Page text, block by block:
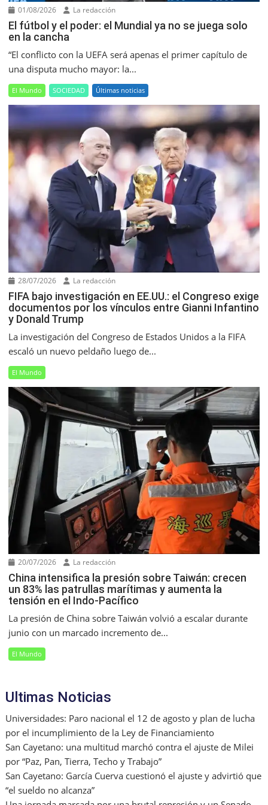
01/08/2026 La redacción
El fútbol y el poder: el Mundial ya no se juega solo
en la cancha
“El conflicto con la UEFA será apenas el primer capítulo de
una disputa mucho mayor: la...
El Mundo SOCIEDAD Últimas noticias
28/07/2026 La redacción
FIFA bajo investigación en EE.UU.: el Congreso exige
documentos por los vínculos entre Gianni Infantino
y Donald Trump
La investigación del Congreso de Estados Unidos a la FIFA
escaló un nuevo peldaño luego de...
El Mundo
20/07/2026 La redacción
China intensifica la presión sobre Taiwán: crecen
un 83% las patrullas marítimas y aumenta la
tensión en el Indo-Pacífico
La presión de China sobre Taiwán volvió a escalar durante
junio con un marcado incremento de...
El Mundo
Ultimas Noticias
Universidades: Paro nacional el 12 de agosto y plan de lucha
por el incumplimiento de la Ley de Financiamiento
San Cayetano: una multitud marchó contra el ajuste de Milei
por “Paz, Pan, Tierra, Techo y Trabajo”
San Cayetano: García Cuerva cuestionó el ajuste y advirtió que
“el sueldo no alcanza”